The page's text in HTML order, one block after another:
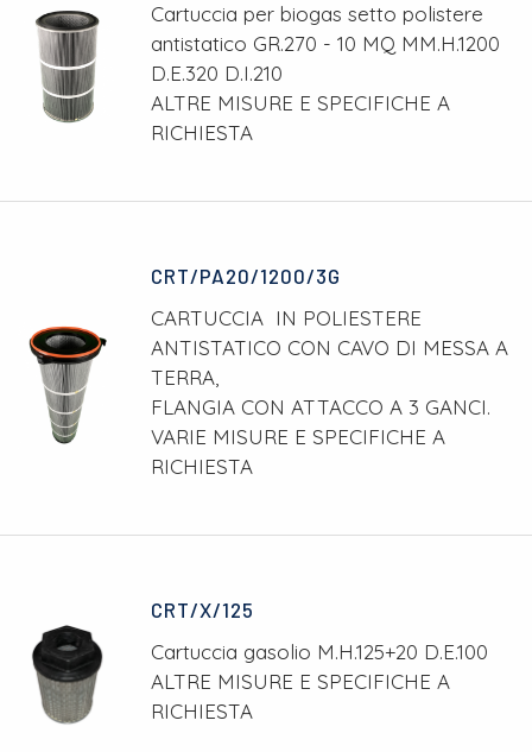
Cartuccia per biogas setto polistere
antistatico GR.270 - 10 MQ MM.H.1200
D.E.320 D.I.210
ALTRE MISURE E SPECIFICHE A
RICHIESTA
CRT/PA20/1200/3G
CARTUCCIA IN POLIESTERE
ANTISTATICO CON CAVO DI MESSA A
TERRA,
FLANGIA CON ATTACCO A 3 GANCI.
VARIE MISURE E SPECIFICHE A
RICHIESTA
CRT/X/125
Cartuccia gasolio M.H.125+20 D.E.100
ALTRE MISURE E SPECIFICHE A
RICHIESTA